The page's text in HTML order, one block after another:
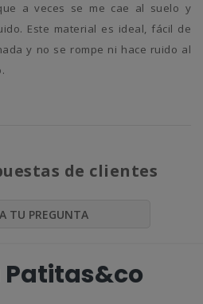
a veces se me cae al suelo y
Este material es ideal, fácil de
y no se rompe ni hace ruido al
de clientes
TU PREGUNTA
Patitas&co